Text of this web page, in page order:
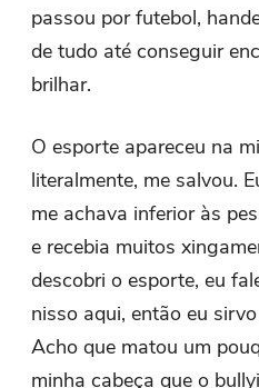
passou por futebol,
de tudo até conseguir
brilhar.
O esporte apareceu na
literalmente, me salvou.
me achava inferior às
e recebia muitos
descobri o esporte, eu
nisso aqui, então eu
Acho que matou um
minha cabeça que o